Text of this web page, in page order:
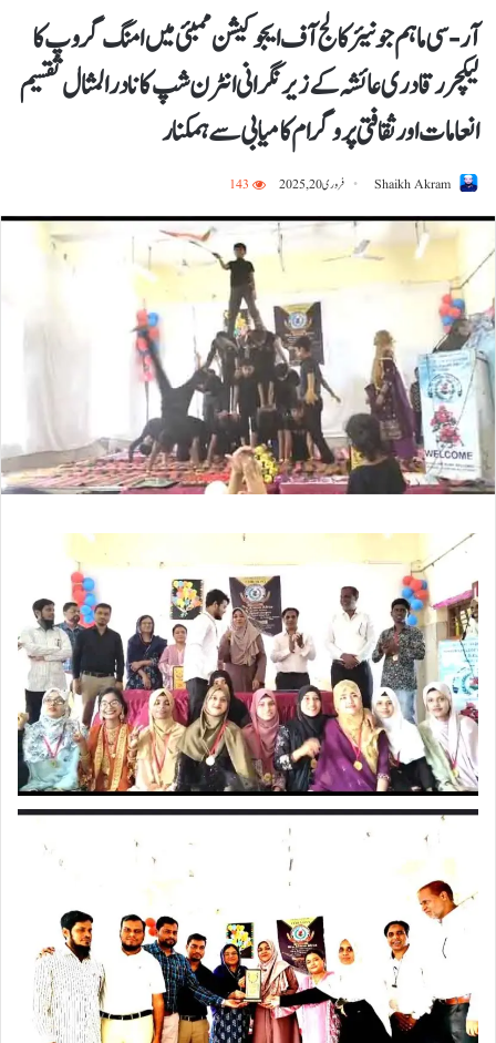
آر-سی ماہم جونیئر کالج آف ایجوکیشن ممبئی میں امنگ گروپ کا
لیکچرر قادری عائشہ کےزیر نگرانی انٹرن شپ کا نادرالمثال تقسیم
انعامات اور ثقافتی پروگرام کامیابی سے ہمکنار
Shaikh Akram فروری 20, 2025 143